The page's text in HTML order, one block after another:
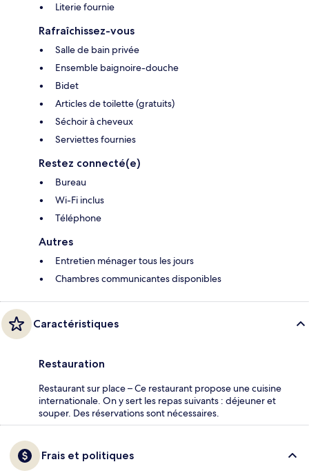
Literie fournie
Rafraîchissez-vous
Salle de bain privée
Ensemble baignoire-douche
Bidet
Articles de toilette (gratuits)
Séchoir à cheveux
Serviettes fournies
Restez connecté(e)
Bureau
Wi-Fi inclus
Téléphone
Autres
Entretien ménager tous les jours
Chambres communicantes disponibles
Caractéristiques
Restauration
Restaurant sur place – Ce restaurant propose une cuisine
internationale. On y sert les repas suivants : déjeuner et
souper. Des réservations sont nécessaires.
Frais et politiques